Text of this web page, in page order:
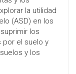
la utilidad
(ASD) en los
los
por el suelo y
y los